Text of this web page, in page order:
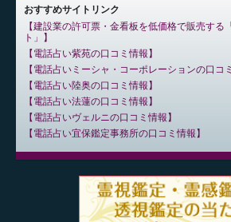
おすすめサイトリンク
建設業の許可票・金看板を低価格で販売する
ト」
電話占い紫苑の口コミ情報
電話占いミーシャ・コーポレーションの口コ
電話占い陸奥の口コミ情報
電話占い法蓮の口コミ情報
電話占いヴェルニの口コミ情報
電話占い宜保鑑定事務所の口コミ情報